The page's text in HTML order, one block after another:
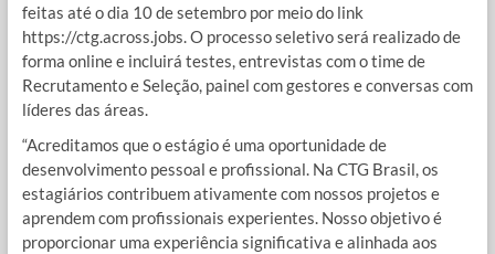
feitas até o dia 10 de setembro por meio do link
https://ctg.across.jobs. O processo seletivo será realizado de
forma online e incluirá testes, entrevistas com o time de
Recrutamento e Seleção, painel com gestores e conversas com
líderes das áreas.
“Acreditamos que o estágio é uma oportunidade de
desenvolvimento pessoal e profissional. Na CTG Brasil, os
estagiários contribuem ativamente com nossos projetos e
aprendem com profissionais experientes. Nosso objetivo é
proporcionar uma experiência significativa e alinhada aos